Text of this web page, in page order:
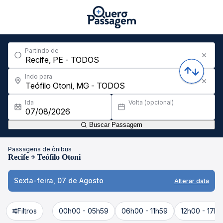
Partindo de
Indo para
Ida Volta (opcional)
Buscar Passagem
Passagens de ônibus
Recife Teófilo Otoni
Sexta-feira, 07 de Agosto Alterar data
Filtros 00h00 - 05h59 06h00 - 11h59 12h00 -